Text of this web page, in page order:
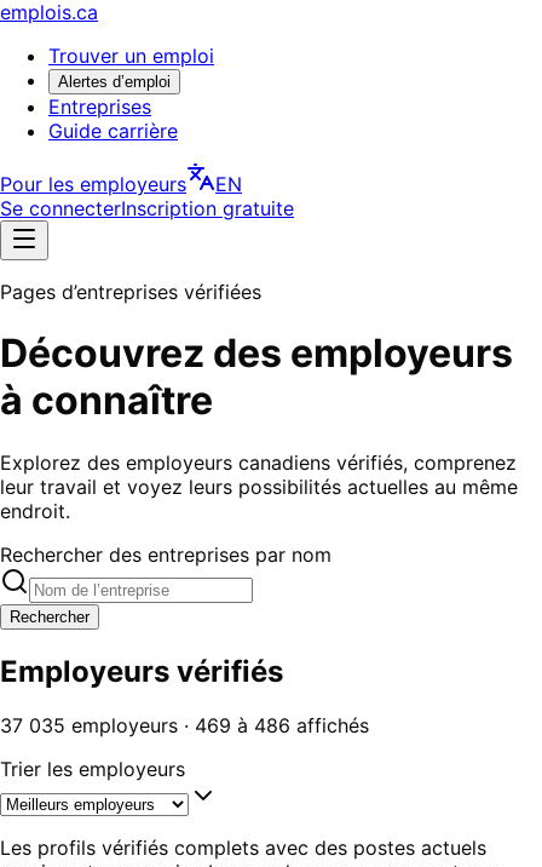
emplois.ca
Trouver un emploi
Alertes d’emploi
Entreprises
Guide carrière
Pour les employeurs
EN
Se connecterInscription gratuite
Pages d’entreprises vérifiées
Découvrez des employeurs
à connaître
Explorez des employeurs canadiens vérifiés, comprenez
leur travail et voyez leurs possibilités actuelles au même
endroit.
Rechercher des entreprises par nom
Rechercher
Employeurs vérifiés
37 035 employeurs · 469 à 486 affichés
Trier les employeurs
Les profils vérifiés complets avec des postes actuels